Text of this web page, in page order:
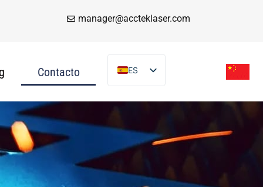
manager@accteklaser.com
Contacto
ES
EN
FR
IT